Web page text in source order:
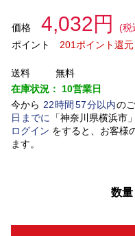
価格 4,032円
(税
ポイント
201ポイント還元
送料
無料
在庫状況： 10営業日
今から 22時間 57分以内の
日 までに 「神奈川県横浜市」
ログイン をすると、お客様
ます。
数量